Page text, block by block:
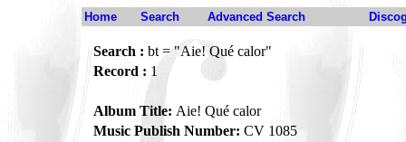
Home Search Advanced Search
Search : bt = "Aie! Qué calor"
Record : 1
Album Title: Aie! Qué calor
Music Publish Number: CV 1085